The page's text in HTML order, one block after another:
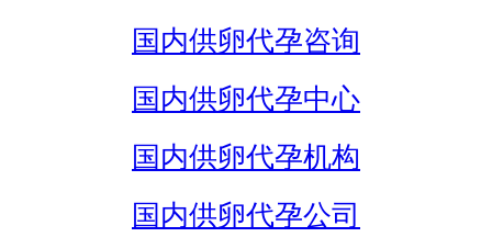
国内供卵代孕咨询
国内供卵代孕中心
国内供卵代孕机构
国内供卵代孕公司